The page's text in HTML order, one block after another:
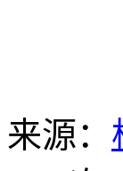
来源：